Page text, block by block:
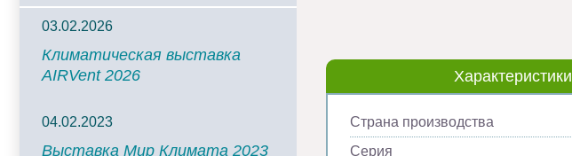
03.02.2026
Климатическая выставка
AIRVent 2026
04.02.2023
Выставка Мир Климата 2023
Характеристики
Страна производства
Серия